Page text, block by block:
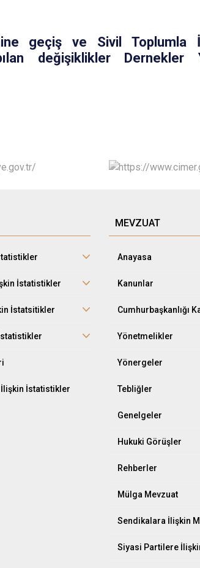
geçiş ve Sivil Toplumla
değişiklikler Dernekler
İstatistikler
İstatsitikler
İlişkin İstatistikler
MEVZUAT
Anayasa
Kanunlar
Cumhurbaşkanlığı
Yönetmelikler
Yönergeler
Tebliğler
Genelgeler
Hukuki Görüşler
Rehberler
Mülga Mevzuat
Sendikalara İlişkin
Siyasi Partilere